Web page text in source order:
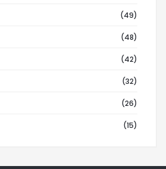
(49)
(48)
(42)
(32)
(26)
(15)